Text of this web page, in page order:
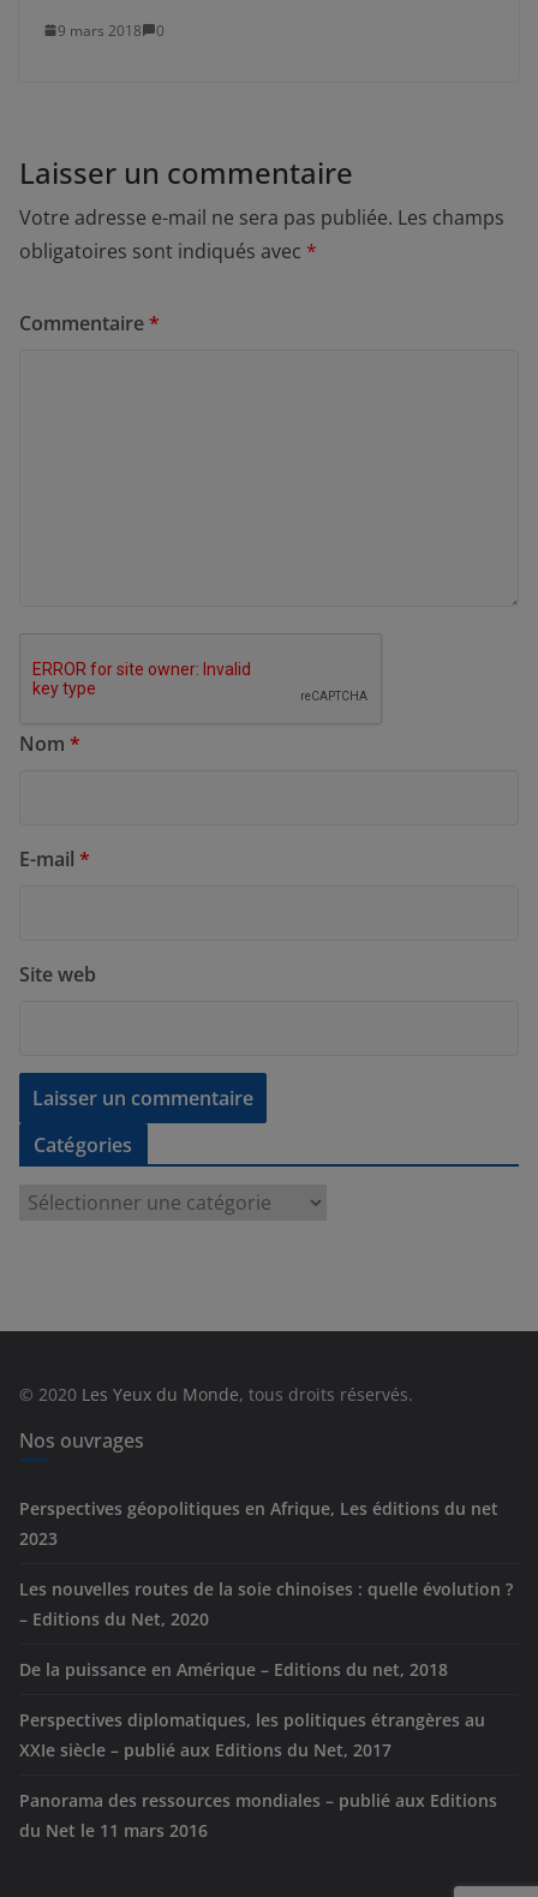
9 mars 2018 0
Laisser un commentaire
Votre adresse e-mail ne sera pas publiée. Les champs
obligatoires sont indiqués avec *
Commentaire*
Nom *
E-mail *
Site web
Catégories
e
s
© 2020 Les Yeux du Monde, tous droits réservés.
Nos ouvrages
Perspectives géopolitiques en Afrique, Les éditions du net
2023
Les nouvelles routes de la soie chinoises : quelle évolution ?
– Editions du Net, 2020
De la puissance en Amérique – Editions du net, 2018
Perspectives diplomatiques, les politiques étrangères au
XXIe siècle – publié aux Editions du Net, 2017
Panorama des ressources mondiales – publié aux Editions
du Net le 11 mars 2016